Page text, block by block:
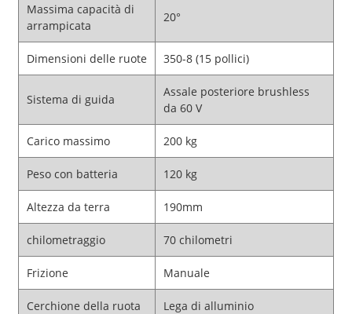
Massima capacità di
arrampicata
20°
Dimensioni delle ruote 350-8 (15 pollici)
Sistema di guida
Assale posteriore brushless
da 60 V
Carico massimo 200 kg
Peso con batteria 120 kg
Altezza da terra 190mm
chilometraggio 70 chilometri
Frizione Manuale
Cerchione della ruota Lega di alluminio